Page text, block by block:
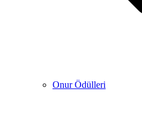
Onur Ödülleri